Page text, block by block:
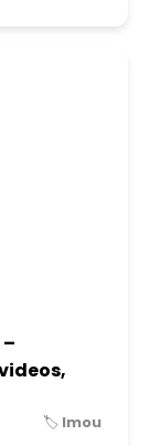
🏷️ Imou